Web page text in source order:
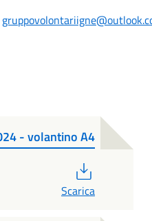
- volantino A4
Scarica